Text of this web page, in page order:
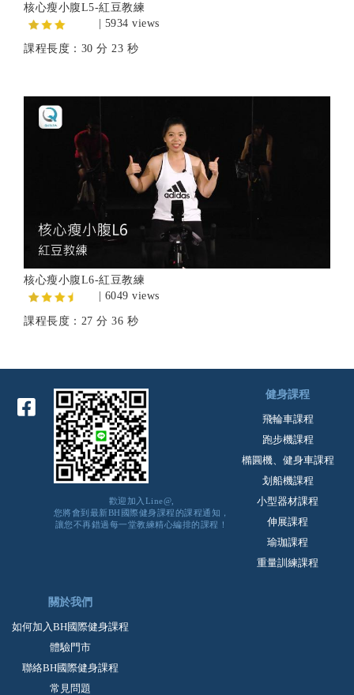
核心瘦小腹L5-紅豆教練
| 5934 views
課程長度：30 分 23 秒
核心瘦小腹L6-紅豆教練
| 6049 views
課程長度：27 分 36 秒
歡迎加入Line@,
您將會到最新BH國際健身課程的課程通知，
讓您不再錯過每一堂教練精心編排的課程！
健身課程
飛輪車課程
跑步機課程
橢圓機、健身車課程
划船機課程
小型器材課程
伸展課程
瑜珈課程
重量訓練課程
關於我們
如何加入BH國際健身課程
體驗門市
聯絡BH國際健身課程
常見問題